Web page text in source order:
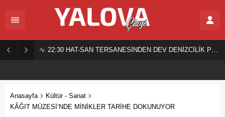
22:30 HAT-SAN TERSANESİNDEN DEV DENİZCİLİK PROJESİ!
Anasayfa
Kültür - Sanat
KÂĞIT MÜZESİ’NDE MİNİKLER TARİHE DOKUNUYOR